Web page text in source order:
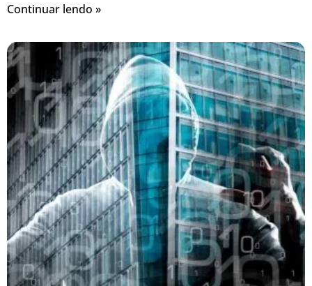
Continuar lendo »